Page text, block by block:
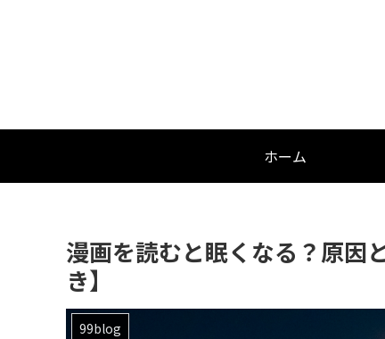
ホーム
漫画を読むと眠くなる？原因
き】
99blog